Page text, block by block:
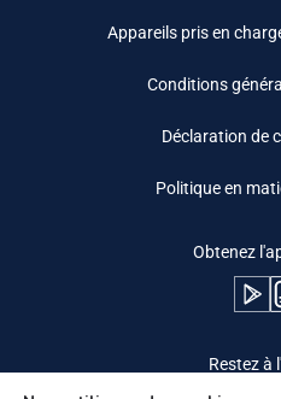
Appareils pris en
Conditions
Déclaration de
Politique en
Obtenez
Restez à